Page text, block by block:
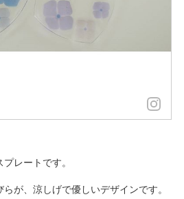
レートです。
が、涼しげで優しいデザインです。